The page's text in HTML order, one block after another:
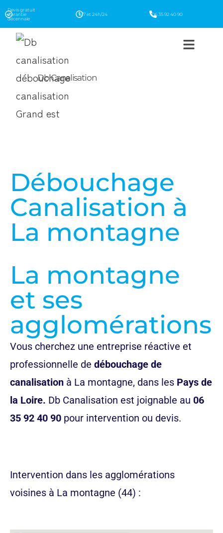
Devis gratuit
Garantie
décennale
7j/7 et 24h/24 06 35 92 40 90
Db Canalisation
Débouchage
Canalisation à
La montagne
La montagne
et ses
agglomérations
Vous cherchez une entreprise réactive et
professionnelle de débouchage de
canalisation à La montagne, dans les Pays de
la Loire. Db Canalisation est joignable au 06
35 92 40 90 pour intervention ou devis.
Intervention dans les agglomérations
voisines à La montagne (44) :